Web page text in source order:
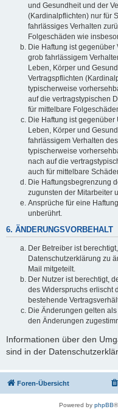
und Gesundheit und der
(Kardinalpflichten) nur für
fahrlässiges Verhalten
Folgeschäden wie
Die Haftung ist
grob fahrlässigem
Leben, Körper und
Vertragspflichten
typischerweise
auf die vertragstypischen
für mittelbare
Die Haftung ist
Leben, Körper und
fahrlässigem Verhalten
typischerweise
nach auf die
auch für mittelbare
Die Haftungsbegrenzung
zugunsten der Mitarbeiter
Ansprüche für eine
unberührt.
6. ÄNDERUNGSVORBEHALT
Der Betreiber ist
Datenschutzerklärung zu
Mail mitgeteilt.
Der Nutzer ist berechtigt,
des Widerspruchs erlischt
bestehende
Die Änderungen gelten
den Änderungen
Informationen über den
sind in der
Foren-Übersicht
Powered by phpBB